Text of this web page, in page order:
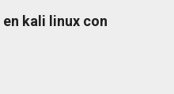
kali linux con